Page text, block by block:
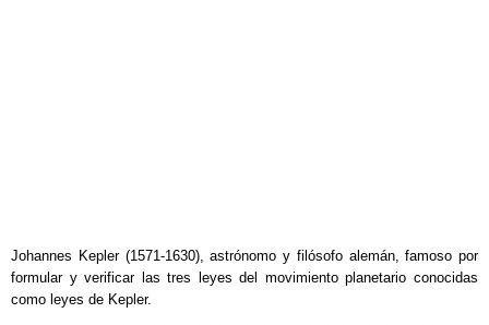
Johannes Kepler (1571-1630), astrónomo y filósofo alemán, famoso por
formular y verificar las tres leyes del movimiento planetario conocidas
como leyes de Kepler.